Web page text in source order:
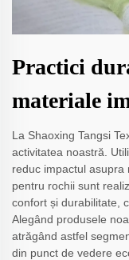
Practici
materiale
La Shaoxing Tangsi
activitatea noastră.
reduc impactul asupra
pentru rochii sunt
confort și durabilitate,
Alegând produsele
atrăgând astfel
din punct de vedere